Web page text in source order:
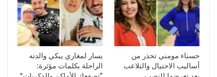
حسناء مومني تحذر من
أساليب الاحتيال والتلاعب
يسار لمغاري يبكي والدته
الراحلة بكلمات مؤثرة: